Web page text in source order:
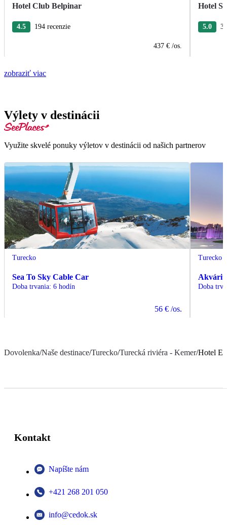
Hotel Club Belpinar
4.5 194 recenzie
437 € /os.
Hotel
5.0
zobraziť viac
Výlety v destinácii
Využite skvelé ponuky výletov v destinácii od našich partnerov
Turecko
Sea To Sky Cable Car
Doba trvania: 6 hodín
56 € /os.
Turecko
Doba
Dovolenka/Naše destinace/Turecko/Turecká riviéra - Kemer/Hotel
Kontakt
Napíšte nám
+421 268 201 050
info@cedok.sk